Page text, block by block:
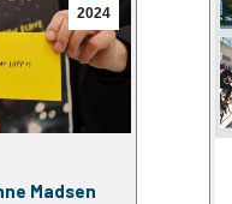
2024
Madsen